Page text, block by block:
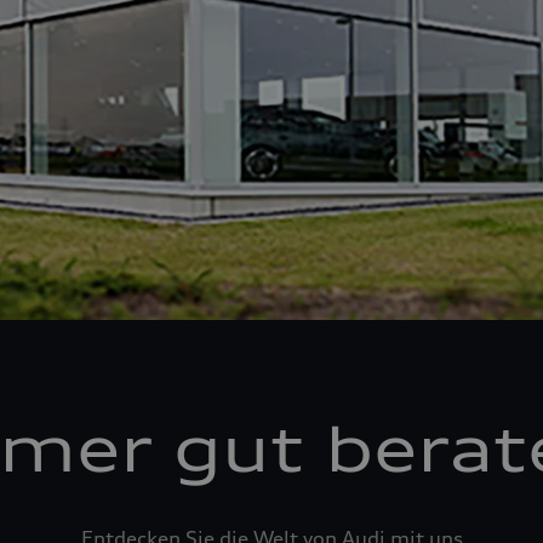
gut
Entdecken Sie die Welt von Audi mit uns